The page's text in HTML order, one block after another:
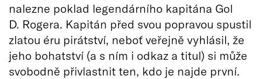
nalezne poklad legendárního kapitána Gol
D. Rogera. Kapitán před svou popravou spustil
zlatou éru pirátství, neboť veřejně vyhlásil, že
jeho bohatství (a s ním i odkaz a titul) si může
svobodně přivlastnit ten, kdo je najde první.